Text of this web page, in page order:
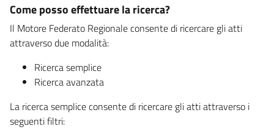
Come posso effettuare la ricerca?
Il Motore Federato Regionale consente di ricercare gli atti
attraverso due modalità:
Ricerca semplice
Ricerca avanzata
La ricerca semplice consente di ricercare gli atti attraverso i
seguenti filtri: